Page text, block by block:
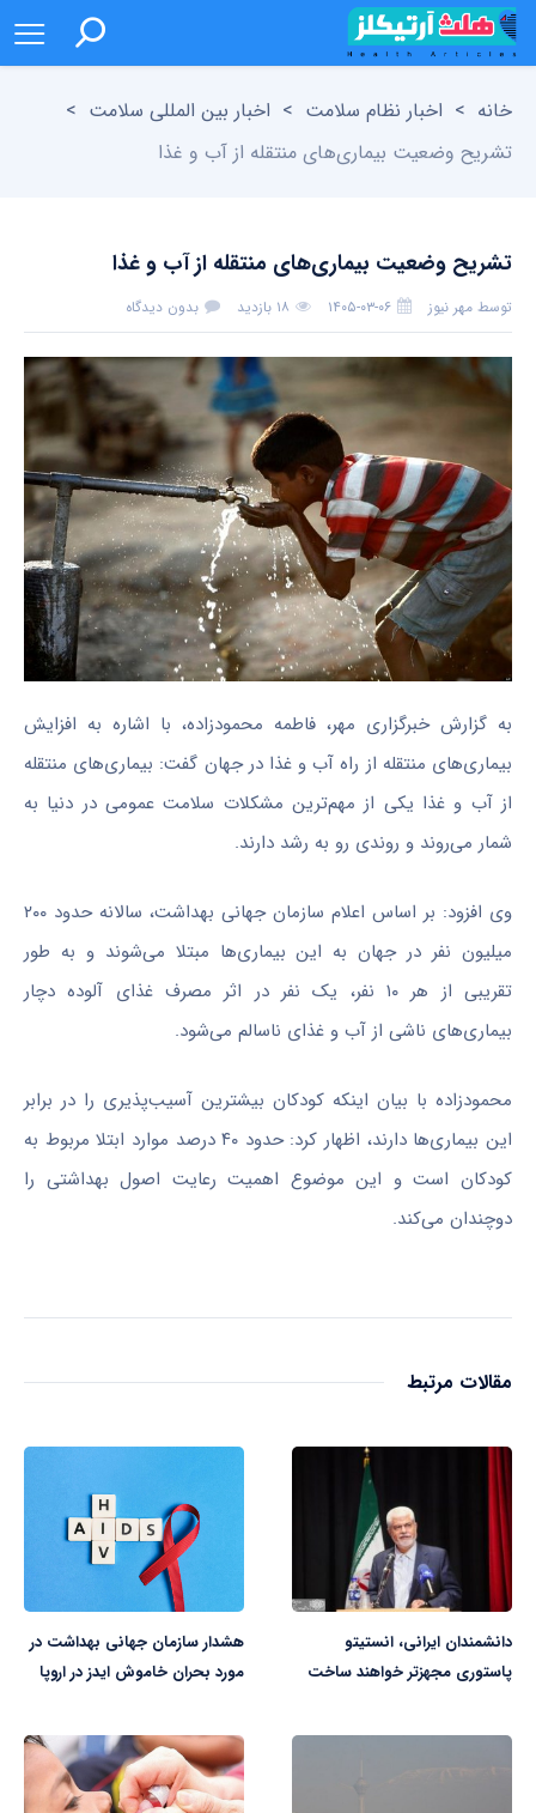
خانه > اخبار نظام سلامت > اخبار بین المللی سلامت >
تشریح وضعیت بیماری‌های منتقله از آب و غذا
تشریح وضعیت بیماری‌های منتقله از آب و غذا
توسط مهر نیوز ۱۴۰۵-۰۳-۰۶ ۱۸ بازدید بدون دیدگاه
به گزارش خبرگزاری مهر، فاطمه محمودزاده، با اشاره به افزایش
بیماری‌های منتقله از راه آب و غذا در جهان گفت: بیماری‌های منتقله
از آب و غذا یکی از مهم‌ترین مشکلات سلامت عمومی در دنیا به
شمار می‌روند و روندی رو به رشد دارند.
وی افزود: بر اساس اعلام سازمان جهانی بهداشت، سالانه حدود ۲۰۰
میلیون نفر در جهان به این بیماری‌ها مبتلا می‌شوند و به طور
تقریبی از هر ۱۰ نفر، یک نفر در اثر مصرف غذای آلوده دچار
بیماری‌های ناشی از آب و غذای ناسالم می‌شود.
محمودزاده با بیان اینکه کودکان بیشترین آسیب‌پذیری را در برابر
این بیماری‌ها دارند، اظهار کرد: حدود ۴۰ درصد موارد ابتلا مربوط به
کودکان است و این موضوع اهمیت رعایت اصول بهداشتی را
دوچندان می‌کند.
مقالات مرتبط
دانشمندان ایرانی، انستیتو
پاستوری مجهزتر خواهند ساخت
هشدار سازمان جهانی بهداشت در
مورد بحران خاموش ایدز در اروپا